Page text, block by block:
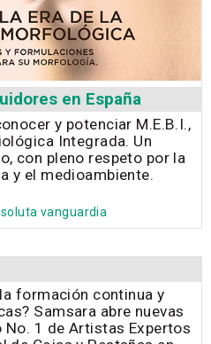
en España
y potenciar M.E.B.I.,
Integrada. Un
con pleno respeto por la
y el medioambiente.
vanguardia
formación continua y
Samsara abre nuevas
No. 1 de Artistas Expertos